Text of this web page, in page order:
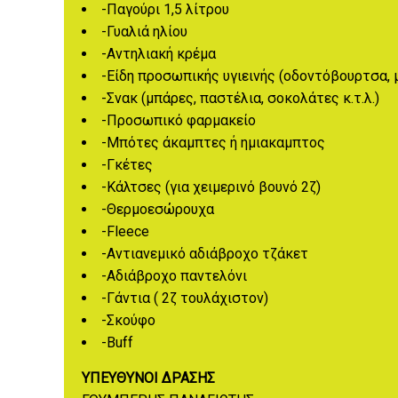
-Παγούρι 1,5 λίτρου
-Γυαλιά ηλίου
-Αντηλιακή κρέμα
-Είδη προσωπικής υγιεινής
-Σνακ (μπάρες, παστέλια, σοκολάτες κ.τ.λ.)
-Προσωπικό φαρμακείο
-Μπότες άκαμπτες ή ημιακαμπτος
-Γκέτες
-Κάλτσες (για χειμερινό βουνό 2ζ)
-Θερμοεσώρουχα
-Fleece
-Αντιανεμικό αδιάβροχο τζάκετ
-Αδιάβροχο παντελόνι
-Γάντια ( 2ζ τουλάχιστον)
-Σκούφο
-Buff
ΥΠΕΥΘΥΝΟΙ ΔΡΑΣΗΣ